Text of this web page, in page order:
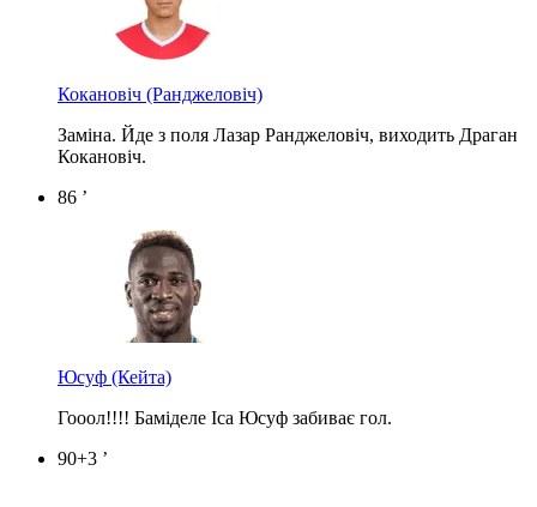
Кокановіч (Ранджеловіч)
Заміна. Йде з поля Лазар Ранджеловіч, виходить Драган
Кокановіч.
86 ’
Юсуф (Кейта)
Гооол!!!! Баміделе Іса Юсуф забиває гол.
90+3 ’